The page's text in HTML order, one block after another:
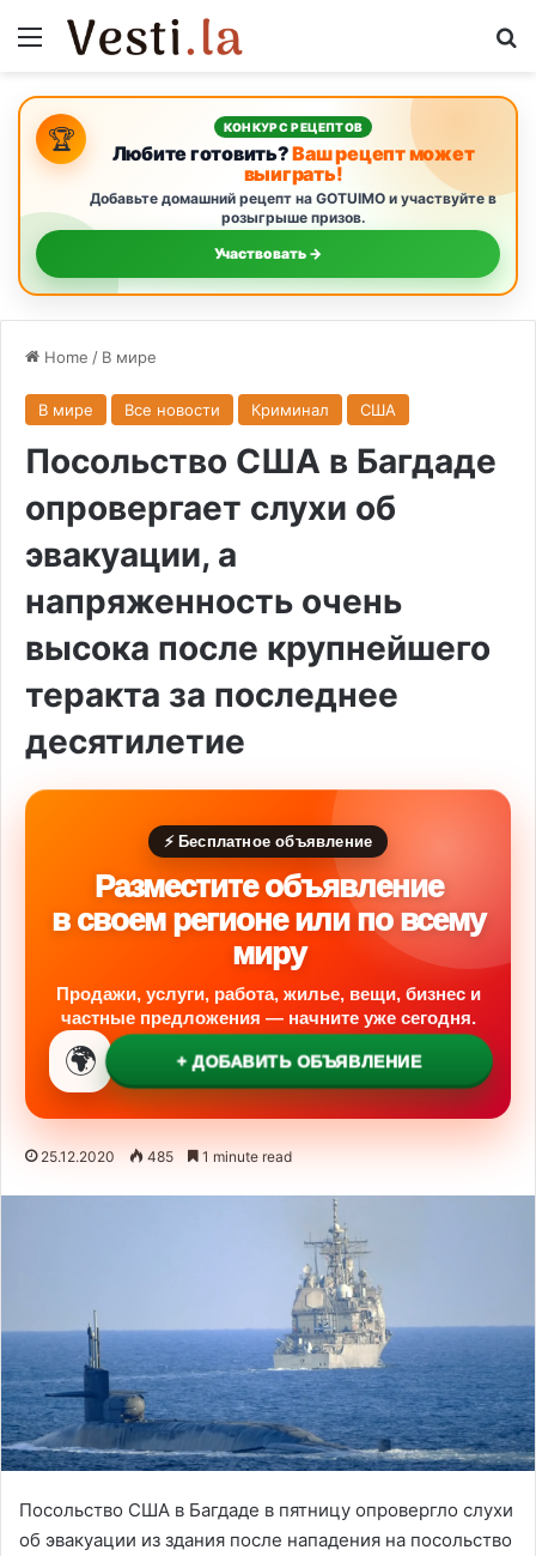
Menu
🏆 КОНКУРС РЕЦЕПТОВ
Любите готовить?Ваш рецепт может
выиграть!
Добавьте домашний рецепт на GOTUIMO и участвуйте в
розыгрыше призов.
Участвовать →
Home / В мире
В мире Все новости Криминал США
Посольство США в Багдаде
опровергает слухи об
эвакуации, а
напряженность очень
высока после крупнейшего
теракта за последнее
десятилетие
⚡ Бесплатное объявление
Разместите объявление
в своем регионе или по всему
миру
Продажи, услуги, работа, жилье, вещи, бизнес и
частные предложения — начните уже сегодня.
🌍 + ДОБАВИТЬ ОБЪЯВЛЕНИЕ
25.12.2020 485 1 minute read
Посольство США в Багдаде в пятницу опровергло слухи
об эвакуации из здания после нападения на посольство